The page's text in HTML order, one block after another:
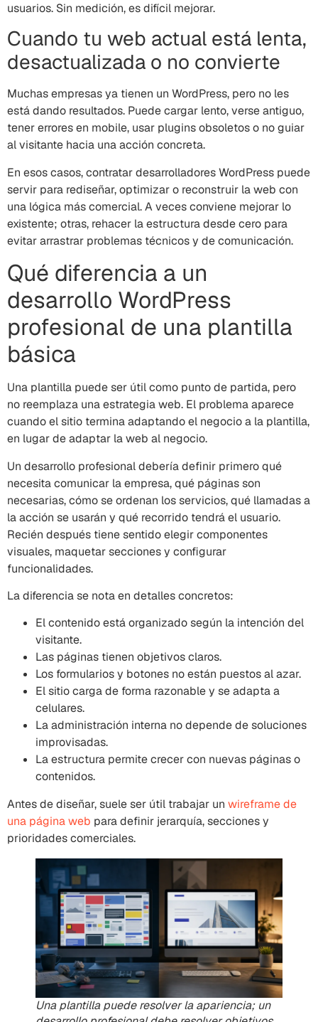
usuarios. Sin medición, es difícil mejorar.
Cuando tu web actual está lenta,
desactualizada o no convierte
Muchas empresas ya tienen un WordPress, pero no les
está dando resultados. Puede cargar lento, verse antiguo,
tener errores en mobile, usar plugins obsoletos o no guiar
al visitante hacia una acción concreta.
En esos casos, contratar desarrolladores WordPress puede
servir para rediseñar, optimizar o reconstruir la web con
una lógica más comercial. A veces conviene mejorar lo
existente; otras, rehacer la estructura desde cero para
evitar arrastrar problemas técnicos y de comunicación.
Qué diferencia a un
desarrollo WordPress
profesional de una plantilla
básica
Una plantilla puede ser útil como punto de partida, pero
no reemplaza una estrategia web. El problema aparece
cuando el sitio termina adaptando el negocio a la plantilla,
en lugar de adaptar la web al negocio.
Un desarrollo profesional debería definir primero qué
necesita comunicar la empresa, qué páginas son
necesarias, cómo se ordenan los servicios, qué llamadas a
la acción se usarán y qué recorrido tendrá el usuario.
Recién después tiene sentido elegir componentes
visuales, maquetar secciones y configurar
funcionalidades.
La diferencia se nota en detalles concretos:
El contenido está organizado según la intención del
visitante.
Las páginas tienen objetivos claros.
Los formularios y botones no están puestos al azar.
El sitio carga de forma razonable y se adapta a
celulares.
La administración interna no depende de soluciones
improvisadas.
La estructura permite crecer con nuevas páginas o
contenidos.
Antes de diseñar, suele ser útil trabajar un wireframe de
una página web para definir jerarquía, secciones y
prioridades comerciales.
Una plantilla puede resolver la apariencia; un